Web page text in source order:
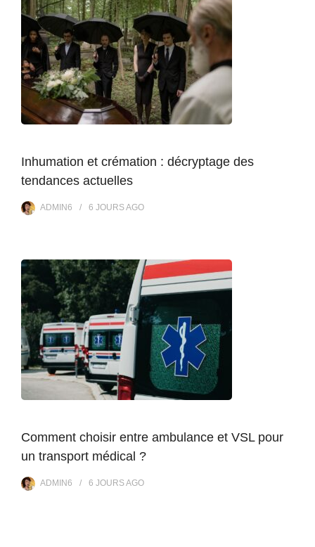
Inhumation et crémation : décryptage des
tendances actuelles
ADMIN6 6 JOURSAGO
Comment choisir entre ambulance et VSL pour
un transport médical ?
ADMIN6 6 JOURSAGO